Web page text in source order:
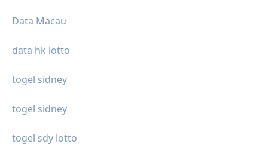
Data Macau
data hk lotto
togel sidney
togel sidney
togel sdy lotto